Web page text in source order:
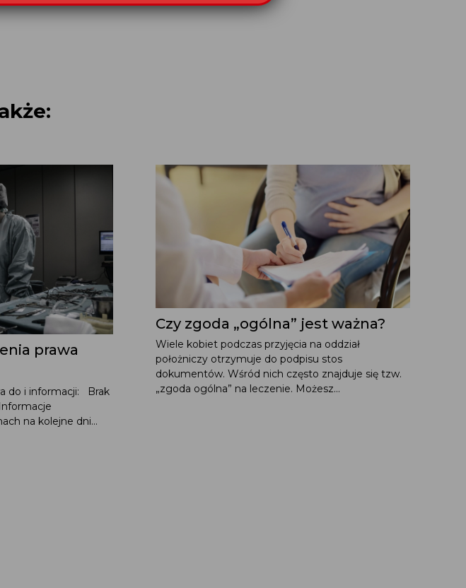
prawa
do i informacji: Brak
na kolejne dni...
Czy zgoda „ogólna” jest ważna?
Wiele kobiet podczas przyjęcia na oddział
położniczy otrzymuje do podpisu stos
dokumentów. Wśród nich często znajduje się tzw.
„zgoda ogólna” na leczenie. Możesz...